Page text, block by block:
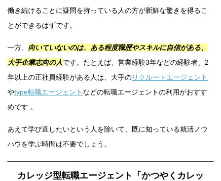
働き続けることに疑問を持っている人の方が新鮮な驚きを得るこ
とができるはずです。
一方、 向いていないのは、ある程度職歴やスキルに自信がある、
大手企業志向の人です。たとえば、営業経験3年などの経験者、2
年以上の正社員経験がある人は、大手のリクルートエージェント
やtype転職エージェント などの転職エージェントの利用がおすす
めです 。
あえて学び直したいという人を除いて、既に知っている就活ノウ
ハウを学ぶ時間は不要でしょう。
カレッジ型転職エージェント「かつやくカレッ